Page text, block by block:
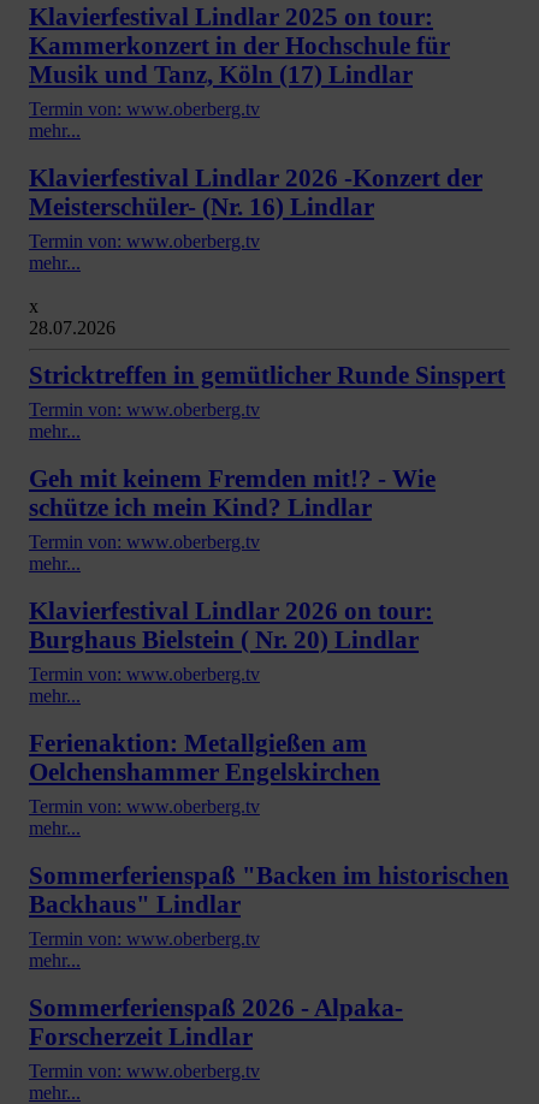
Klavierfestival Lindlar 2025 on tour:
Kammerkonzert in der Hochschule für
Musik und Tanz, Köln (17) Lindlar
Termin von: www.oberberg.tv
mehr...
Klavierfestival Lindlar 2026 -Konzert der
Meisterschüler- (Nr. 16) Lindlar
Termin von: www.oberberg.tv
mehr...
x
28.07.2026
Stricktreffen in gemütlicher Runde Sinspert
Termin von: www.oberberg.tv
mehr...
Geh mit keinem Fremden mit!? - Wie
schütze ich mein Kind? Lindlar
Termin von: www.oberberg.tv
mehr...
Klavierfestival Lindlar 2026 on tour:
Burghaus Bielstein ( Nr. 20) Lindlar
Termin von: www.oberberg.tv
mehr...
Ferienaktion: Metallgießen am
Oelchenshammer Engelskirchen
Termin von: www.oberberg.tv
mehr...
Sommerferienspaß "Backen im historischen
Backhaus" Lindlar
Termin von: www.oberberg.tv
mehr...
Sommerferienspaß 2026 - Alpaka-
Forscherzeit Lindlar
Termin von: www.oberberg.tv
mehr...